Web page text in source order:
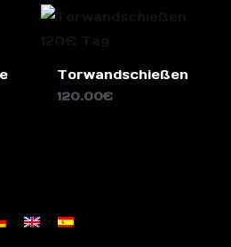
Torwandschießen
120.00€